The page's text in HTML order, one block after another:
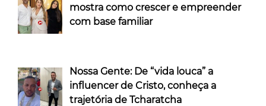
mostra como crescer e empreender
com base familiar
Nossa Gente: De “vida louca” a
influencer de Cristo, conheça a
trajetória de Tcharatcha